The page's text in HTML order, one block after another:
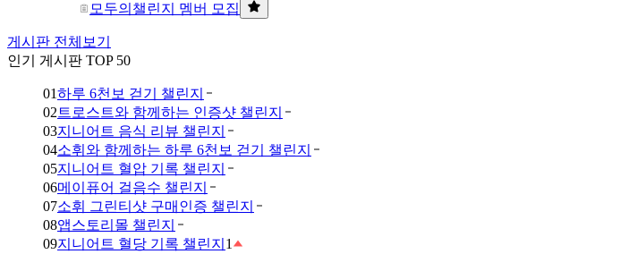
모두의챌린지 멤버 모집
게시판 전체보기
인기 게시판 TOP 50
01하루 6천보 걷기 챌린지
02 트로스트와 함께하는 인증샷 챌린지
03지니어트 음식 리뷰 챌린지
04소휘와 함께하는 하루 6천보 걷기 챌린지
05지니어트 혈압 기록 챌린지
06메이퓨어 걸음수 챌린지
07소휘 그린티샷 구매인증 챌린지
08앱스토리몰 챌린지
09지니어트 혈당 기록 챌린지 1